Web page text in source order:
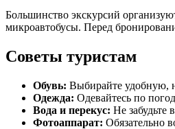
Большинство экскурсий
микроавтобусы. Перед
Советы туристам
Обувь: Выбирайте удобную,
Одежда: Одевайтесь по
Вода и перекус: Не забудьте
Фотоаппарат: Обязательно